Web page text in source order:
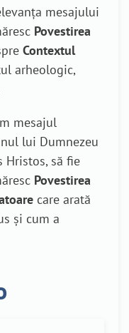
mesajului
Povestirea
Contextul
arheologic,
mesajul
lui Dumnezeu
Hristos, să fie
Povestirea
care arată
și cum a